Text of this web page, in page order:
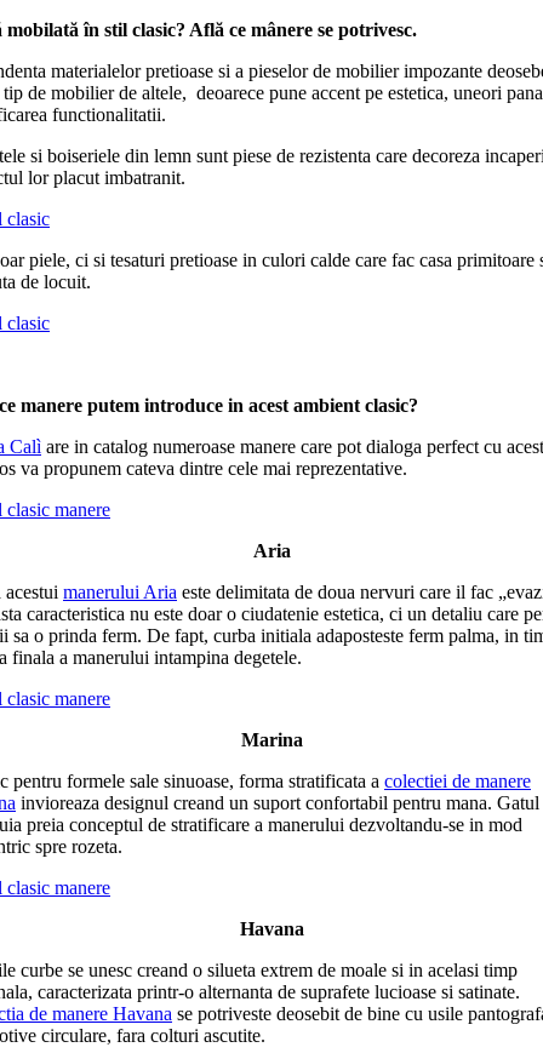
mobilată în stil clasic? Află ce mânere se potrivesc.
materialelor pretioase si a pieselor de mobilier impozante
tip de mobilier de altele, deoarece pune accent pe estetica, uneori
functionalitatii.
si boiseriele din lemn sunt piese de rezistenta care decoreza
lor placut imbatranit.
piele, ci si tesaturi pretioase in culori calde care fac casa primitoare
de locuit.
manere putem introduce in acest ambient clasic?
Calì are in catalog numeroase manere care pot dialoga perfect cu
va propunem cateva dintre cele mai reprezentative.
Aria
manerului Aria este delimitata de doua nervuri care il fac
caracteristica nu este doar o ciudatenie estetica, ci un detaliu care
sa o prinda ferm. De fapt, curba initiala adaposteste ferm palma, in
finala a manerului intampina degetele.
Marina
pentru formele sale sinuoase, forma stratificata a colectiei de manere
invioreaza designul creand un suport confortabil pentru mana. Gatul
preia conceptul de stratificare a manerului dezvoltandu-se in mod
spre rozeta.
Havana
curbe se unesc creand o silueta extrem de moale si in acelasi timp
caracterizata printr-o alternanta de suprafete lucioase si satinate.
de manere Havana se potriveste deosebit de bine cu usile
circulare, fara colturi ascutite.